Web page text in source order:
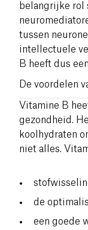
belangrijke rol
tussen
intellectuele
B heeft dus
De voordelen
Vitamine B
gezondheid.
koolhydraten
niet alles.
de
een goede